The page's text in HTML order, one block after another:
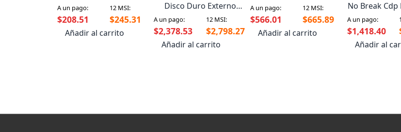
Psu-101 500W Atx Bulk
A un pago: 12 MSI:
$208.51 $245.31
Añadir al carrito
Disco Duro Externo
Adata Hd710 Pro 2Tb
2.5" 3.1Negro Ahd710P-
2Tu31-Cbk
A un pago: 12 MSI:
$2,378.53 $2,798.27
Añadir al carrito
19" Hd 1440 X 990P
Negro Widescreen
A un pago: 12 MSI:
$566.01 $665.89
Añadir al carrito
No Break Cdp
1000Va/
Regulador
A un pago:
$1,418.40
Añadir al